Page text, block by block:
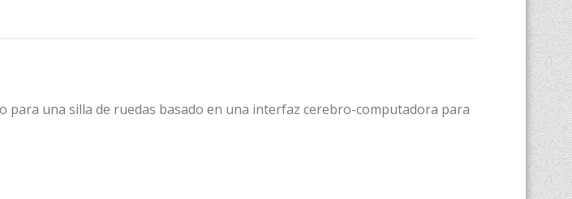
para una silla de ruedas basado en una interfaz cerebro-computadora para